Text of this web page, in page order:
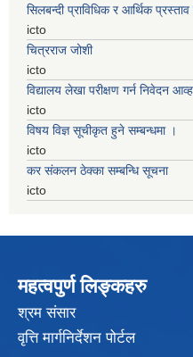
सिलबन्दी प्राविधिक र आर्थिक
icto
चित्रराज जोशी
icto
विद्यालय लेखा परीक्षण गर्न निवेदन
icto
विषय विज्ञ सूचीकृत हुने सम्बन्धमा ।
icto
कर संकलन ठेक्का सम्बन्धि सूचना
icto
महत्वपुर्ण लिङ्कहरु
श्रम संसार
वृत्ति मार्गनिर्देशन पोर्टल